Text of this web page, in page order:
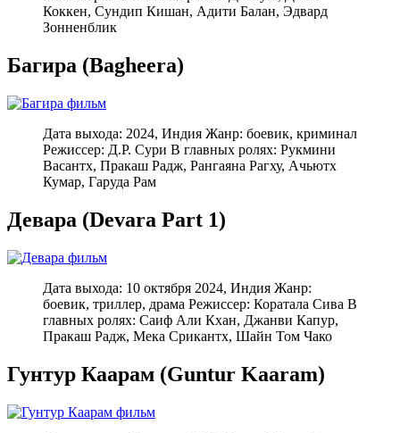
Коккен, Сундип Кишан, Адити Балан, Эдвард
Зонненблик
Багира (Bagheera)
Дата выхода: 2024, Индия Жанр: боевик, криминал
Режиссер: Д.Р. Сури В главных ролях: Рукмини
Васантх, Пракаш Радж, Рангаяна Рагху, Ачьютх
Кумар, Гаруда Рам
Девара (Devara Part 1)
Дата выхода: 10 октября 2024, Индия Жанр:
боевик, триллер, драма Режиссер: Коратала Сива В
главных ролях: Саиф Али Кхан, Джанви Капур,
Пракаш Радж, Мека Срикантх, Шайн Том Чако
Гунтур Каарам (Guntur Kaaram)